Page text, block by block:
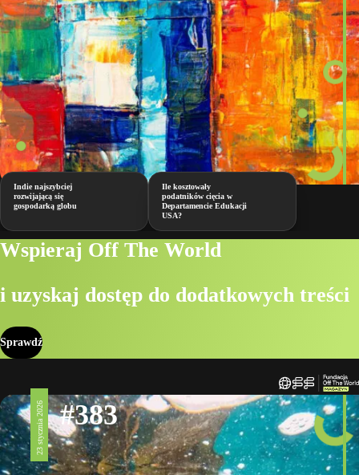
Indie najszybciej
rozwijającą się
gospodarką globu
Ile kosztowały
podatników cięcia w
Departamencie Edukacji
USA?
Wspieraj Off The World
i uzyskaj dostęp do dodatkowych treści
Sprawdź
23 stycznia 2026 #383